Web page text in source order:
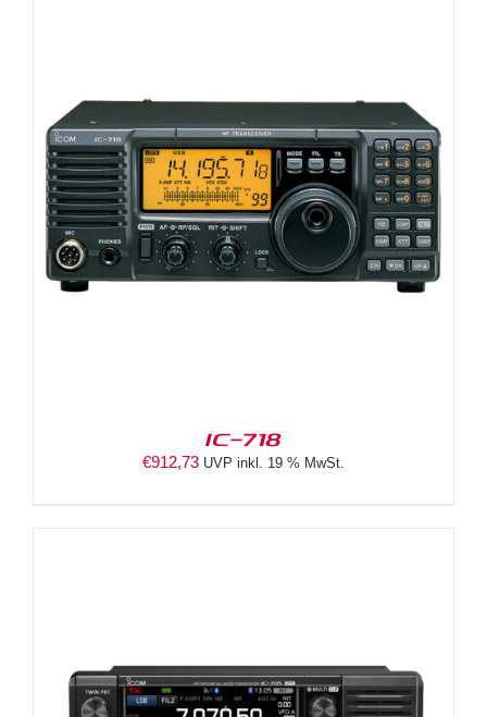
IC-718
€912,73 UVP inkl. 19 % MwSt.